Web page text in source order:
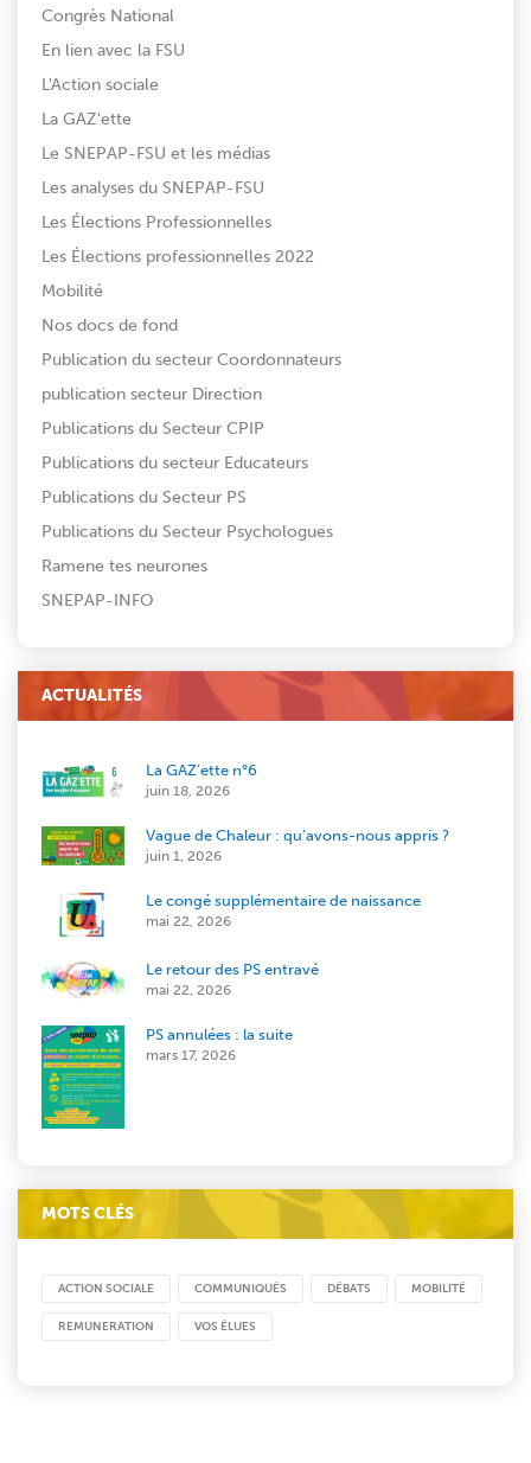
Congrès National
En lien avec la FSU
L'Action sociale
La GAZ'ette
Le SNEPAP-FSU et les médias
Les analyses du SNEPAP-FSU
Les Élections Professionnelles
Les Élections professionnelles 2022
Mobilité
Nos docs de fond
Publication du secteur Coordonnateurs
publication secteur Direction
Publications du Secteur CPIP
Publications du secteur Educateurs
Publications du Secteur PS
Publications du Secteur Psychologues
Ramene tes neurones
SNEPAP-INFO
ACTUALITÉS
La GAZ’ette n°6
juin 18, 2026
Vague de Chaleur : qu’avons-nous appris ?
juin 1, 2026
Le congé supplémentaire de naissance
mai 22, 2026
Le retour des PS entravé
mai 22, 2026
PS annulées : la suite
mars 17, 2026
MOTS CLÉS
ACTION SOCIALE COMMUNIQUÉS DÉBATS MOBILITÉ
REMUNERATION VOS ÉLUES